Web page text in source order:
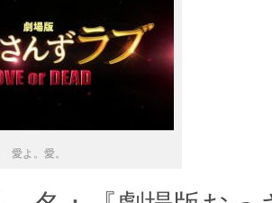
愛よ。愛。